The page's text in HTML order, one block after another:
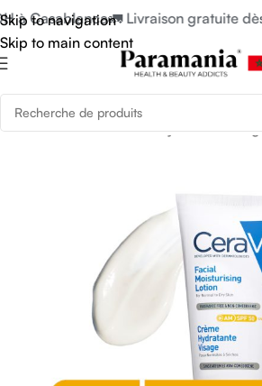
Skip to navigation
Skip to main content
à Casablanca🚛 Livraison gratuite
Accueil/Cerave/Cerave hydratant